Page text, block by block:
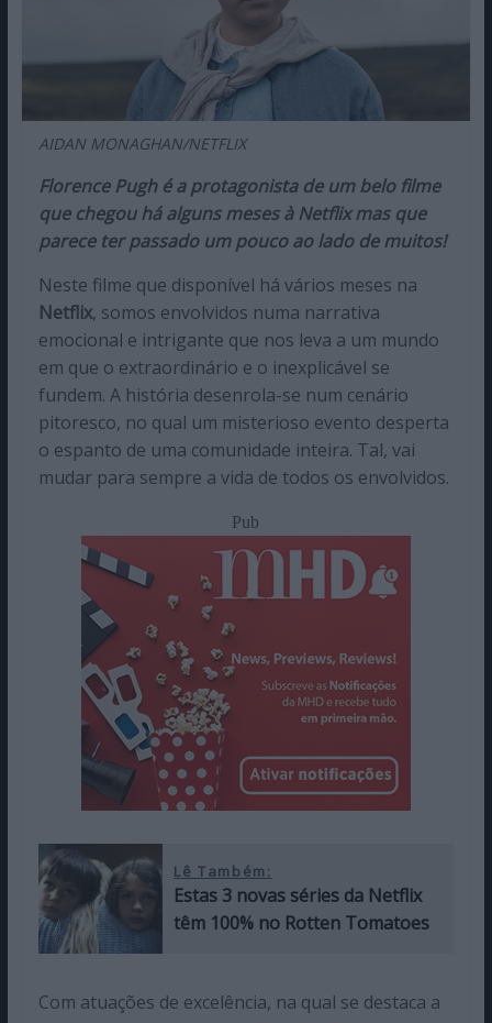
AIDAN MONAGHAN/NETFLIX
Florence Pugh é a protagonista de um belo filme
que chegou há alguns meses à Netflix mas que
parece ter passado um pouco ao lado de muitos!
Neste filme que disponível há vários meses na
Netflix, somos envolvidos numa narrativa
emocional e intrigante que nos leva a um mundo
em que o extraordinário e o inexplicável se
fundem. A história desenrola-se num cenário
pitoresco, no qual um misterioso evento desperta
o espanto de uma comunidade inteira. Tal, vai
mudar para sempre a vida de todos os envolvidos.
Pub
Lê Também:
Estas 3 novas séries da Netflix
têm 100% no Rotten Tomatoes
Com atuações de excelência, na qual se destaca a